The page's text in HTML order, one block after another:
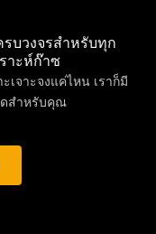
บวงจรสำหรับทุก
าะห์ก๊าซ
จาะจงแค่ไหน เราก็มี
ดสำหรับคุณ